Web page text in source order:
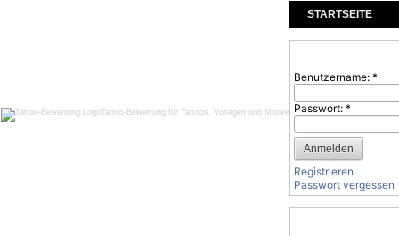
Tattoo-Bewertung für Tattoos, Vorlagen und Motive
STARTSEITE
KOMMENTARE
Benutzername: *
Passwort: *
Registrieren
Passwort vergessen